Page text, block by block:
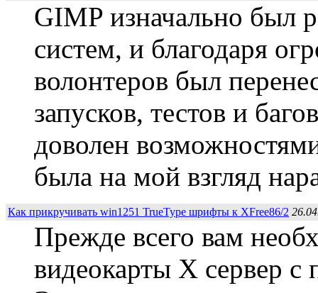
GIMP изначально был
систем, и благодаря
волонтеров был
запусков, тестов и
доволен
была на мой взгляд
Как прикручивать win1251 TrueType шрифты к XFree86/2
Прежде всего вам
видеокарты X сервер